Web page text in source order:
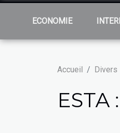
ECONOMIE
Accueil Divers